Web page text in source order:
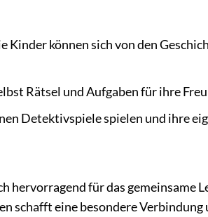
Kinder können sich von den
Rätsel und Aufgaben für ihre
Detektivspiele spielen und ihre
hervorragend für das gemeinsame
schafft eine besondere